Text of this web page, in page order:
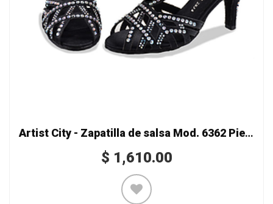
Artist City - Zapatilla de salsa Mod. 6362 Piedras Triángulos
$ 1,610.00